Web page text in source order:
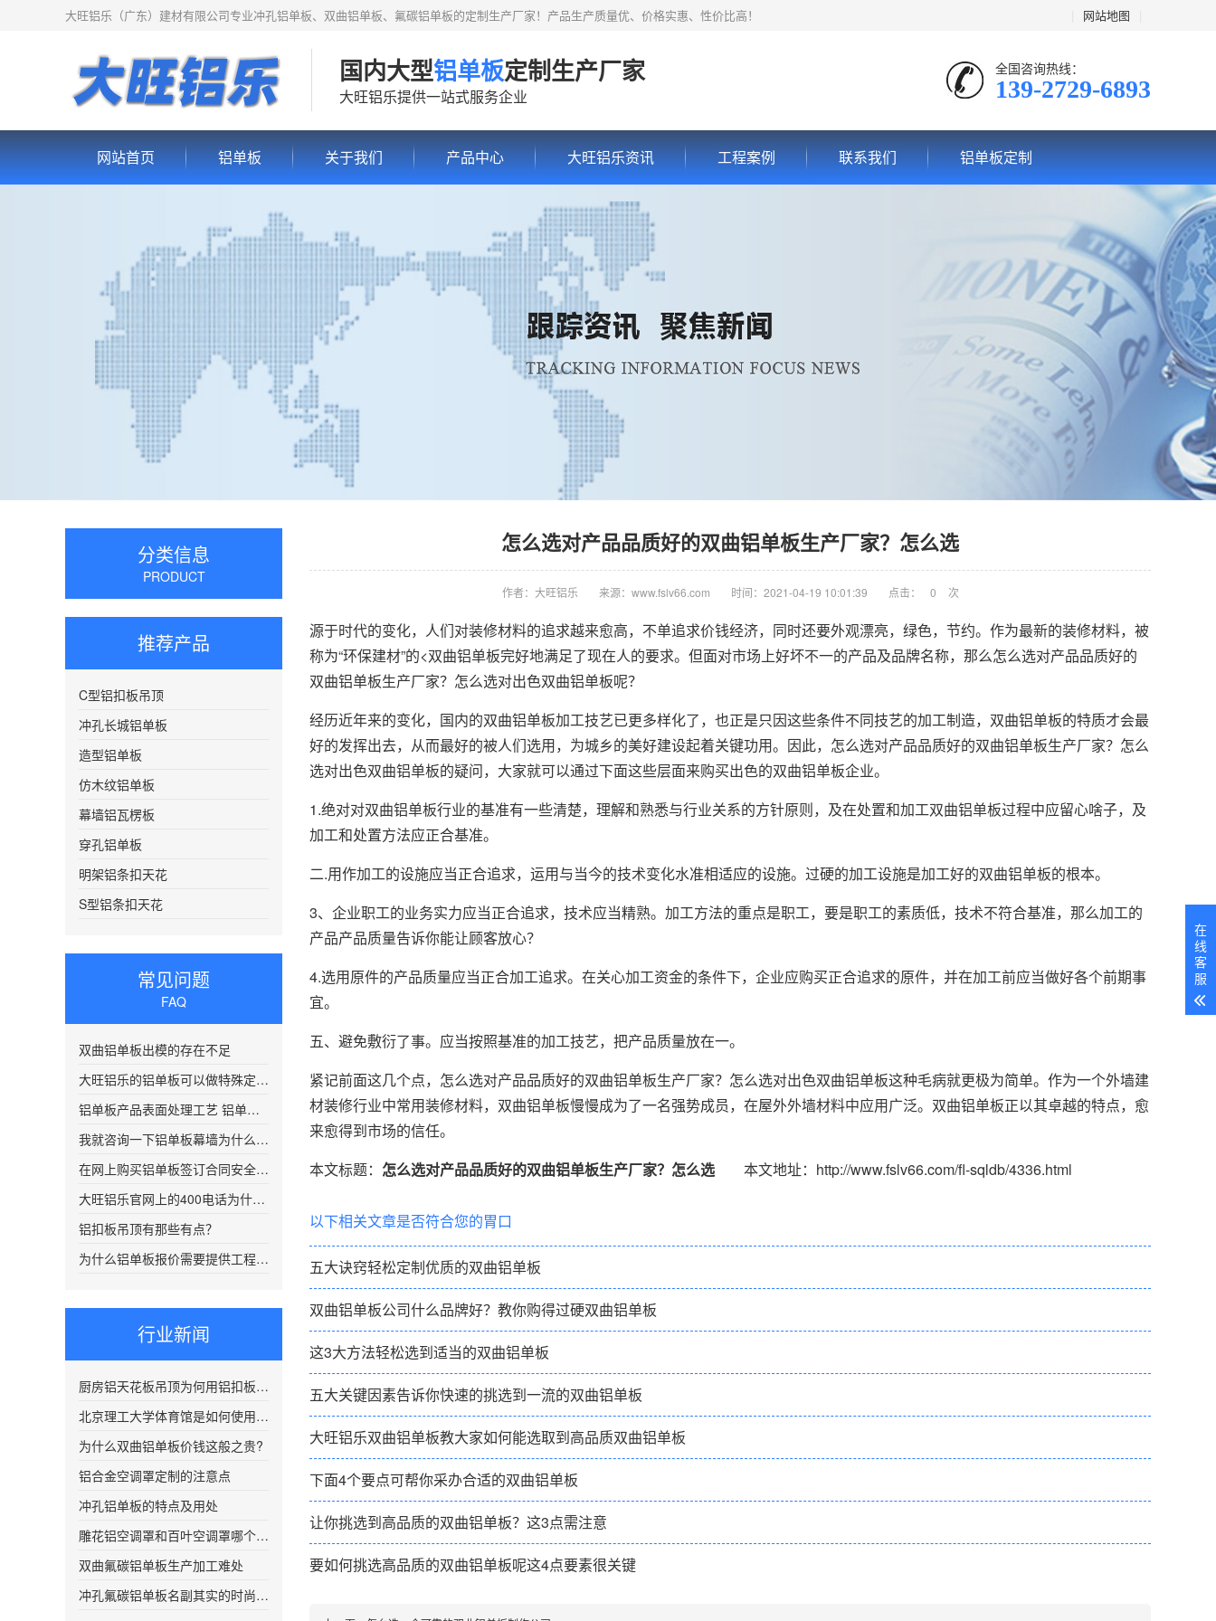
网站地图
大旺铝乐（广东）建材有限公司专业冲孔铝单板、双曲铝单板、氟碳铝单板的定制生产厂家！产品生产质量优、价格实惠、性价比高！
国内大型铝单板定制生产厂家
大旺铝乐提供一站式服务企业
全国咨询热线：
139-2729-6893
网站首页 铝单板 关于我们 产品中心 大旺铝乐资讯 工程案例 联系我们 铝单板定制
分类信息
PRODUCT
推荐产品
C型铝扣板吊顶
冲孔长城铝单板
造型铝单板
仿木纹铝单板
幕墙铝瓦楞板
穿孔铝单板
明架铝条扣天花
S型铝条扣天花
常见问题
FAQ
双曲铝单板出模的存在不足
大旺铝乐的铝单板可以做特殊定制吗?
铝单板产品表面处理工艺 铝单板在喷涂前需要进行清洗处理
我就咨询一下铝单板幕墙为什么要电话
在网上购买铝单板签订合同安全吗？
大旺铝乐官网上的400电话为什么老是打不通
铝扣板吊顶有那些有点？
为什么铝单板报价需要提供工程图纸？
行业新闻
厨房铝天花板吊顶为何用铝扣板吊顶
北京理工大学体育馆是如何使用双曲铝单板的
为什么双曲铝单板价钱这般之贵?
铝合金空调罩定制的注意点
冲孔铝单板的特点及用处
雕花铝空调罩和百叶空调罩哪个比较好？
双曲氟碳铝单板生产加工难处
冲孔氟碳铝单板名副其实的时尚潮流建筑装饰材料
怎么选对产品品质好的双曲铝单板生产厂家？怎么选
作者：大旺铝乐 来源：www.fslv66.com 时间：2021-04-19 10:01:39 点击： 0 次
源于时代的变化，人们对装修材料的追求越来愈高，不单追求价钱经济，同时还要外观漂亮，绿色，节约。作为最新的装修材料，被
称为“环保建材”的<双曲铝单板完好地满足了现在人的要求。但面对市场上好坏不一的产品及品牌名称，那么怎么选对产品品质好的
双曲铝单板生产厂家？怎么选对出色双曲铝单板呢？
经历近年来的变化，国内的双曲铝单板加工技艺已更多样化了，也正是只因这些条件不同技艺的加工制造， 双曲铝单板的特质才会最
好的发挥出去，从而最好的被人们选用，为城乡的美好建设起着关键功用。因此，怎么选对产品品质好的双曲铝单板生产厂家？怎么
选对出色双曲铝单板的疑问，大家就可以通过下面这些层面来购买出色的双曲铝单板企业。
1.绝对对双曲铝单板行业的基准有一些清楚，理解和熟悉与行业关系的方针原则，及在处置和加工双曲铝单板过程中应留心啥子，及
加工和处置方法应正合基准。
二.用作加工的设施应当正合追求，运用与当今的技术变化水准相适应的设施。过硬的加工设施是加工好的双曲铝单板的根本。
3、企业职工的业务实力应当正合追求，技术应当精熟。加工方法的重点是职工，要是职工的素质低，技术不符合基准，那么加工的
产品产品质量告诉你能让顾客放心？
4.选用原件的产品质量应当正合加工追求。在关心加工资金的条件下，企业应购买正合追求的原件，并在加工前应当做好各个前期事
宜。
五、避免敷衍了事。应当按照基准的加工技艺，把产品质量放在一。
紧记前面这几个点，怎么选对产品品质好的双曲铝单板生产厂家？怎么选对出色双曲铝单板这种毛病就更极为简单。作为一个外墙建
材装修行业中常用装修材料，双曲铝单板慢慢成为了一名强势成员，在屋外外墙材料中应用广泛。双曲铝单板正以其卓越的特点，愈
来愈得到市场的信任。
本文标题： 怎么选对产品品质好的双曲铝单板生产厂家？怎么选 本文地址：http://www.fslv66.com/fl-sqldb/4336.html
以下相关文章是否符合您的胃口
五大诀窍轻松定制优质的双曲铝单板
双曲铝单板公司什么品牌好？教你购得过硬双曲铝单板
这3大方法轻松选到适当的双曲铝单板
五大关键因素告诉你快速的挑选到一流的双曲铝单板
大旺铝乐双曲铝单板教大家如何能选取到高品质双曲铝单板
下面4个要点可帮你采办合适的双曲铝单板
让你挑选到高品质的双曲铝单板？这3点需注意
要如何挑选高品质的双曲铝单板呢这4点要素很关键
在
线
客
服